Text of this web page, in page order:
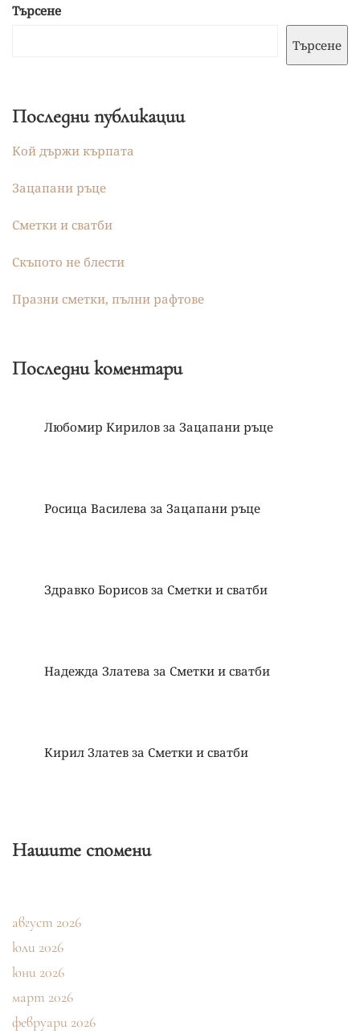
Търсене
Търсене
Последни публикации
Кой държи кърпата
Зацапани ръце
Сметки и сватби
Скъпото не блести
Празни сметки, пълни рафтове
Последни коментари
Любомир Кирилов за Зацапани ръце
Росица Василева за Зацапани ръце
Здравко Борисов за Сметки и сватби
Надежда Златева за Сметки и сватби
Кирил Златев за Сметки и сватби
Нашите спомени
август 2026
юли 2026
юни 2026
март 2026
февруари 2026